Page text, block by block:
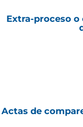
Extra-proceso o
Actas de